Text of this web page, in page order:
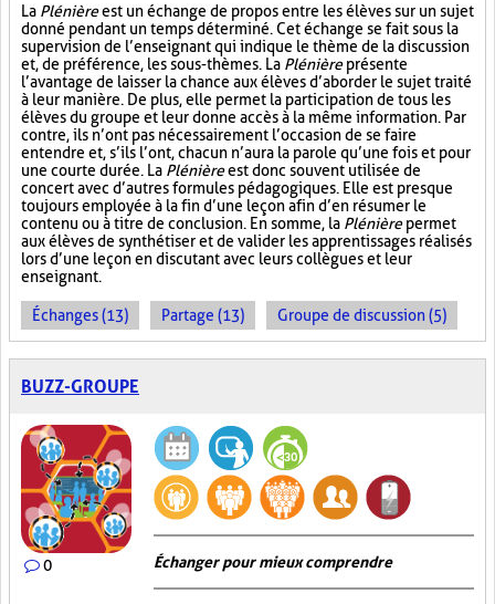
La Plénièreest un échange de propos entre les élèves sur un sujet
donné pendant un temps déterminé. Cet échange se fait sous la
supervision de l’enseignant qui indique le thème de la discussion
et, de préférence, les sous-thèmes. La Plénièreprésente
l’avantage de laisser la chance aux élèves d’aborder le sujet traité
à leur manière. De plus, elle permet la participation de tous les
élèves du groupe et leur donne accès à la même information. Par
contre, ils n’ont pas nécessairement l’occasion de se faire
entendre et, s’ils l’ont, chacun n’aura la parole qu’une fois et pour
une courte durée. La Plénièreest donc souvent utilisée de
concert avec d’autres formules pédagogiques. Elle est presque
toujours employée à la fin d’une leçon afin d’en résumer le
contenu ou à titre de conclusion. En somme, la Plénièrepermet
aux élèves de synthétiser et de valider les apprentissages réalisés
lors d’une leçon en discutant avec leurs collègues et leur
enseignant.
Échanges (13) Partage (13) Groupe de discussion (5)
BUZZ-GROUPE
0 Échanger pour mieux comprendre